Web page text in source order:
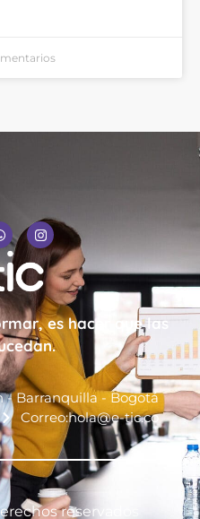
es hacer que las
- Barranquilla - Bogotá
Correo:hola@e-tic.co
reservados